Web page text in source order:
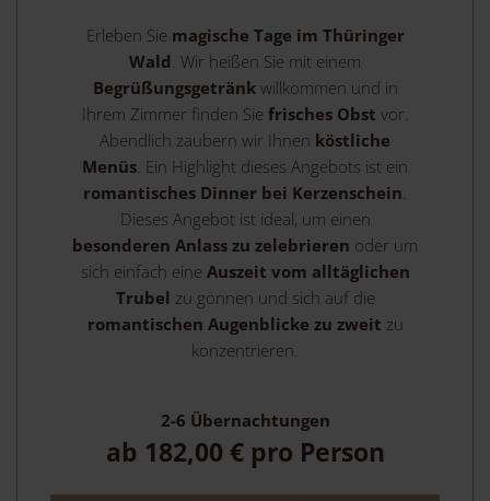
Erleben Sie magische Tage im Thüringer
Wald. Wir heißen Sie mit einem
Begrüßungsgetränkwillkommen und in
Ihrem Zimmer finden Sie frisches Obst vor.
Abendlich zaubern wir Ihnen köstliche
Menüs. Ein Highlight dieses Angebots ist ein
romantisches Dinner bei Kerzenschein.
Dieses Angebot ist ideal, um einen
besonderen Anlass zu zelebrieren oder um
sich einfach eine Auszeit vom alltäglichen
Trubel zu gönnen und sich auf die
romantischen Augenblicke zu zweit zu
konzentrieren.
2-6 Übernachtungen
ab 182,00 € pro Person